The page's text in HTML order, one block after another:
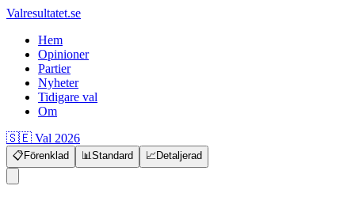
Valresultatet.se
Hem
Opinioner
Partier
Nyheter
Tidigare val
Om
🇸🇪 Val 2026
📋 Förenklad 📊Standard 📈Detaljerad